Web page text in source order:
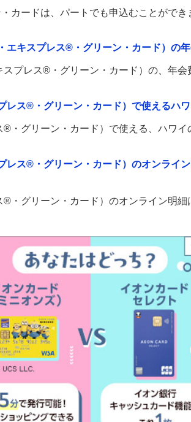
カードは、パートでも申込むことができ
エキスプレス®・グリーン・カード）の年
プレス®・グリーン・カード）の、年会
レス®・グリーン・カード）で使えるハ
・グリーン・カード）で使える、ハワイ
レス®・グリーン・カード）のオンライ
・グリーン・カード）のオンライン明